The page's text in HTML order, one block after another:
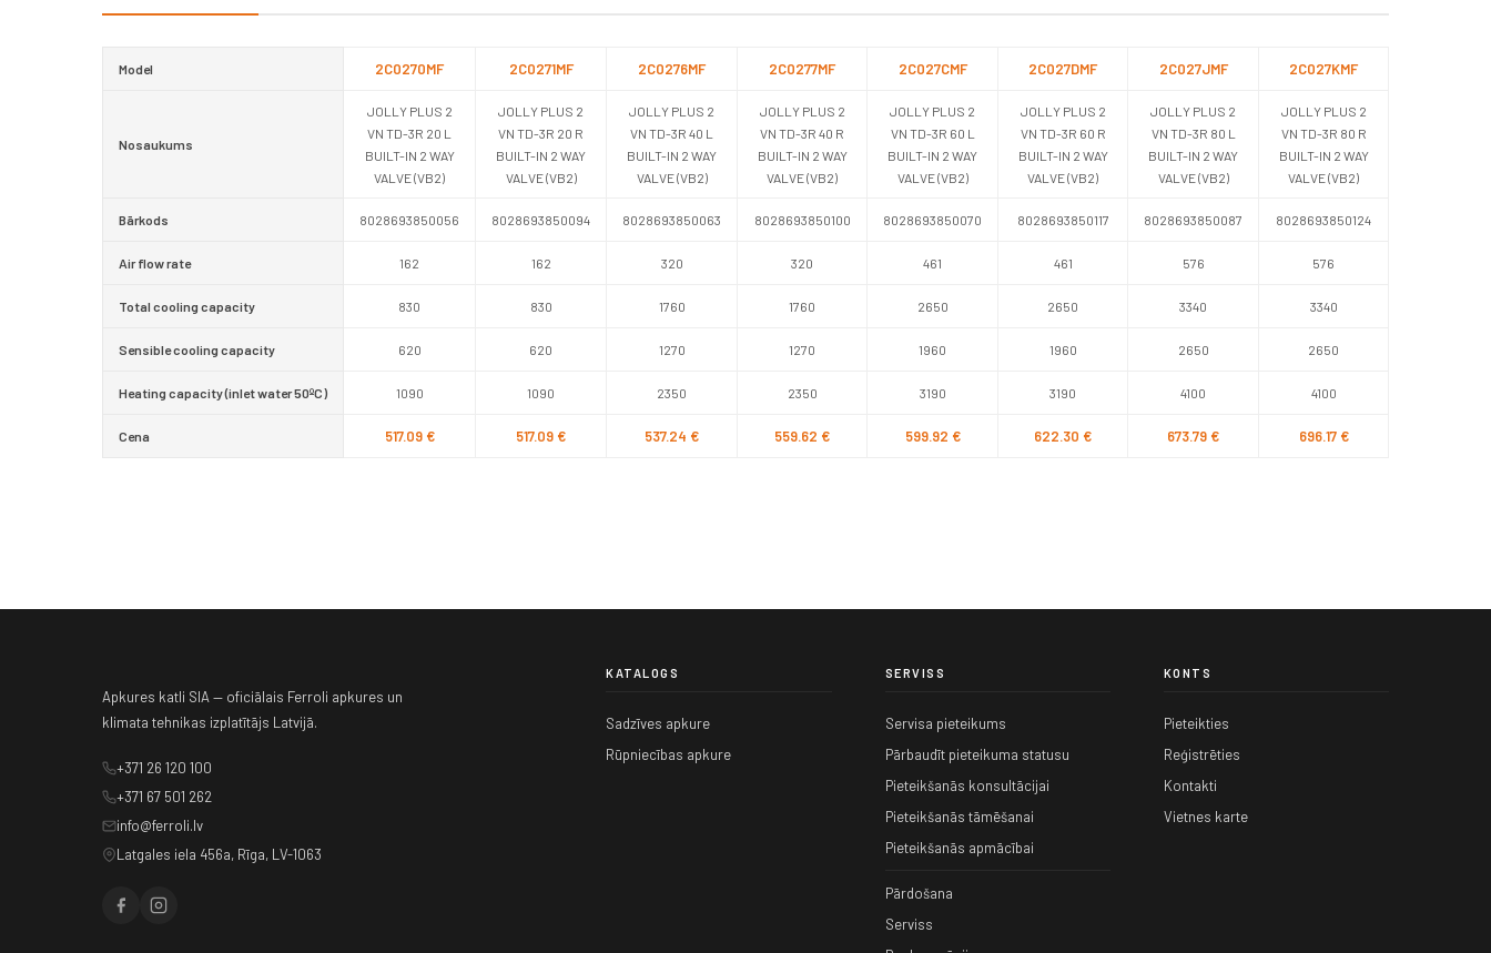
Model 2C0270MF 2C0271MF 2C0276MF 2C0277MF 2C027CMF 2C027DMF 2C027JMF 2C027KMF
Nosaukums
JOLLY PLUS 2
VN TD-3R 20 L
BUILT-IN 2 WAY
VALVE (VB2)
JOLLY PLUS 2
VN TD-3R 20 R
BUILT-IN 2 WAY
VALVE (VB2)
JOLLY PLUS 2
VN TD-3R 40 L
BUILT-IN 2 WAY
VALVE (VB2)
JOLLY PLUS 2
VN TD-3R 40 R
BUILT-IN 2 WAY
VALVE (VB2)
JOLLY PLUS 2
VN TD-3R 60 L
BUILT-IN 2 WAY
VALVE (VB2)
JOLLY PLUS 2
VN TD-3R 60 R
BUILT-IN 2 WAY
VALVE (VB2)
JOLLY PLUS 2
VN TD-3R 80 L
BUILT-IN 2 WAY
VALVE (VB2)
JOLLY PLUS 2
VN TD-3R 80 R
BUILT-IN 2 WAY
VALVE (VB2)
Bārkods 8028693850056 8028693850094 8028693850063 8028693850100 8028693850070 8028693850117 8028693850087 8028693850124
Air flow rate 162 162 320 320 461 461 576 576
Total cooling capacity 830 830 1760 1760 2650 2650 3340 3340
Sensible cooling capacity 620 620 1270 1270 1960 1960 2650 2650
Heating capacity (inlet water 50ºC) 1090 1090 2350 2350 3190 3190 4100 4100
Cena 517.09 € 517.09 € 537.24 € 559.62 € 599.92 € 622.30 € 673.79 € 696.17 €
Apkures katli SIA — oficiālais Ferroli apkures un
klimata tehnikas izplatītājs Latvijā.
+371 26 120 100
+371 67 501 262
info@ferroli.lv
Latgales iela 456a, Rīga, LV-1063
KATALOGS
Sadzīves apkure
Rūpniecības apkure
SERVISS
Servisa pieteikums
Pārbaudīt pieteikuma statusu
Pieteikšanās konsultācijai
Pieteikšanās tāmēšanai
Pieteikšanās apmācībai
Pārdošana
Serviss
KONTS
Pieteikties
Reģistrēties
Kontakti
Vietnes karte